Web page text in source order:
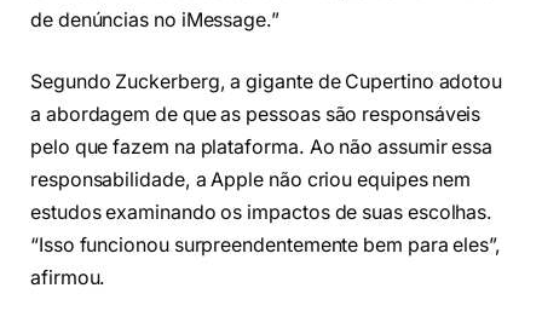
de denúncias no iMessage.”
Segundo Zuckerberg, a gigante de Cupertino adotou
a abordagem de que as pessoas são responsáveis
pelo que fazem na plataforma. Ao não assumir essa
responsabilidade, a Apple não criou equipes nem
estudos examinando os impactos de suas escolhas.
“Isso funcionou surpreendentemente bem para eles”,
afirmou.